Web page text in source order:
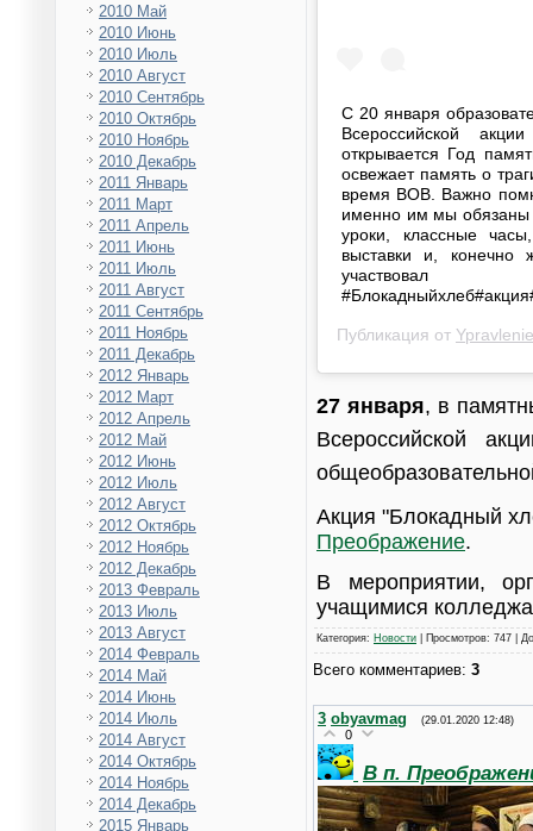
2010 Май
2010 Июнь
2010 Июль
2010 Август
2010 Сентябрь
2010 Октябрь
2010 Ноябрь
2010 Декабрь
2011 Январь
2011 Март
2011 Апрель
2011 Июнь
2011 Июль
2011 Август
2011 Сентябрь
2011 Ноябрь
2011 Декабрь
2012 Январь
2012 Март
2012 Апрель
2012 Май
2012 Июнь
2012 Июль
2012 Август
2012 Октябрь
2012 Ноябрь
2012 Декабрь
2013 Февраль
2013 Июль
2013 Август
2014 Февраль
2014 Май
2014 Июнь
2014 Июль
2014 Август
2014 Октябрь
2014 Ноябрь
2014 Декабрь
2015 Январь
С 20 января
Всероссийской
открывается Год
освежает память о
время ВОВ. Важно
именно им мы обязаны
уроки, классные
выставки и, конечно
Публикация от
27 января, в
Всероссийской
Акция "Блокадный
Преображение.
В мероприятии,
учащимися
Категория: Новости Просмотров: 747 |
Всего комментариев: 3
3 obyavmag (29.01.2020 12:48)
0
В п.